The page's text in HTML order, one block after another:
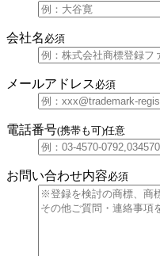
会社名 必須
メールアドレス 必須
電話番号(携帯も可)任意
お問い合わせ内容必須